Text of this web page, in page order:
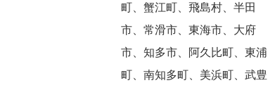
町、蟹江町、飛島村、半田
市、常滑市、東海市、大府
市、知多市、阿久比町、東浦
町、南知多町、美浜町、武豊